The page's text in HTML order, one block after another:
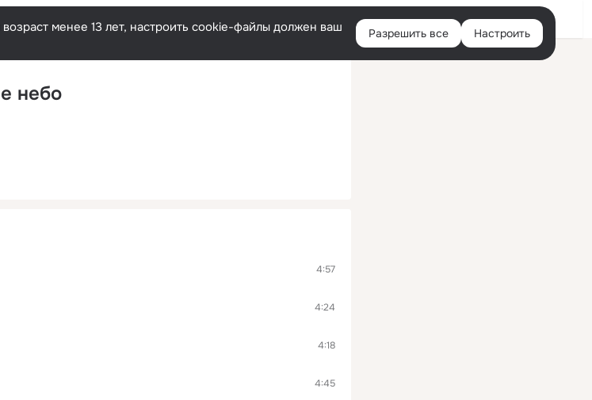
Войти
менее 13 лет, настроить cookie-файлы должен ваш
Разрешить все Настроить
небо
4:57
4:24
4:18
4:45